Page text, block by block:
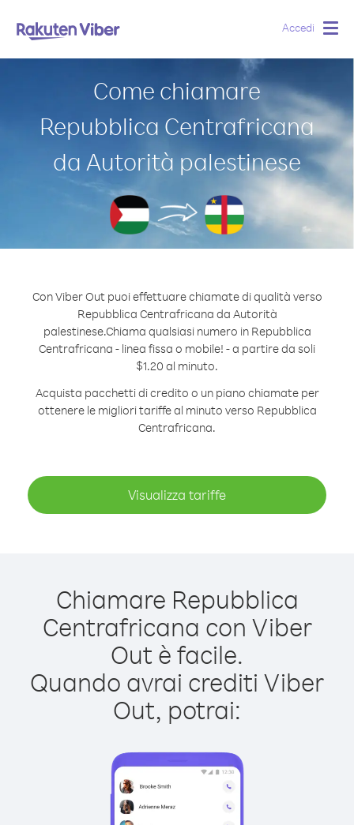
Accedi
Come chiamare
Repubblica Centrafricana
da Autorità palestinese
Con Viber Out puoi effettuare chiamate di qualità verso
Repubblica Centrafricana da Autorità
palestinese.Chiama qualsiasi numero in Repubblica
Centrafricana - linea fissa o mobile! - a partire da soli
$1.20 al minuto.
Acquista pacchetti di credito o un piano chiamate per
ottenere le migliori tariffe al minuto verso Repubblica
Centrafricana.
Visualizza tariffe
Chiamare Repubblica
Centrafricana con Viber
Out è facile.
Quando avrai crediti Viber
Out, potrai: